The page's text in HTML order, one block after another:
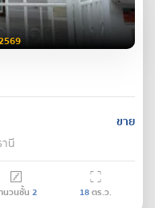
ขาย
นี
นวนชั้น 2 18ตร.ว.